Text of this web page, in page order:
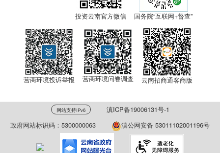
投资云南官方微信 国务院“互联网+督查”
营商环境投诉举报 营商环境问卷调查 云南招商通客商版
网站支持IPv6
滇ICP备19006131号-1
政府网站标识码：5300000063
滇公网安备 53011102001196号